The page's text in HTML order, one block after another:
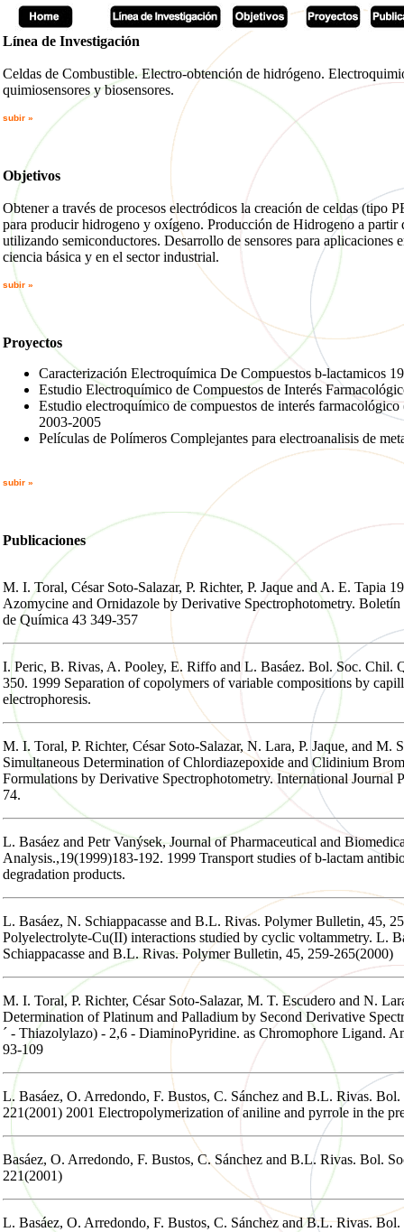
Línea de Investigación
Celdas de Combustible. Electro-obtención de hidrógeno.
quimiosensores y biosensores.
subir »
Objetivos
Obtener a través de procesos electródicos la creación de celdas (tipo
para producir hidrogeno y oxígeno. Producción de Hidrogeno a partir
utilizando semiconductores. Desarrollo de sensores para aplicaciones
ciencia básica y en el sector industrial.
subir »
Proyectos
Caracterización Electroquímica De Compuestos b-lactamicos
Estudio Electroquímico de Compuestos de Interés
Estudio electroquímico de compuestos de interés
2003-2005
Películas de Polímeros Complejantes para electroanalisis de
subir »
Publicaciones
M. I. Toral, César Soto-Salazar, P. Richter, P. Jaque and A. E. Tapia
Azomycine and Ornidazole by Derivative Spectrophotometry. Boletín
de Química 43 349-357
I. Peric, B. Rivas, A. Pooley, E. Riffo and L. Basáez. Bol. Soc. Chil.
350. 1999 Separation of copolymers of variable compositions by
electrophoresis.
M. I. Toral, P. Richter, César Soto-Salazar, N. Lara, P. Jaque, and M.
Simultaneous Determination of Chlordiazepoxide and Clidinium
Formulations by Derivative Spectrophotometry. International Journal
74.
L. Basáez and Petr Vanýsek, Journal of Pharmaceutical and
Analysis.,19(1999)183-192. 1999 Transport studies of b-lactam
degradation products.
L. Basáez, N. Schiappacasse and B.L. Rivas. Polymer Bulletin, 45,
Polyelectrolyte-Cu(II) interactions studied by cyclic voltammetry. L.
Schiappacasse and B.L. Rivas. Polymer Bulletin, 45, 259-265(2000)
M. I. Toral, P. Richter, César Soto-Salazar, M. T. Escudero and N.
Determination of Platinum and Palladium by Second Derivative
´ - Thiazolylazo) - 2,6 - DiaminoPyridine. as Chromophore Ligand.
93-109
L. Basáez, O. Arredondo, F. Bustos, C. Sánchez and B.L. Rivas.
221(2001) 2001 Electropolymerization of aniline and pyrrole in the
Basáez, O. Arredondo, F. Bustos, C. Sánchez and B.L. Rivas. Bol.
221(2001)
L. Basáez, O. Arredondo, F. Bustos, C. Sánchez and B.L. Rivas.